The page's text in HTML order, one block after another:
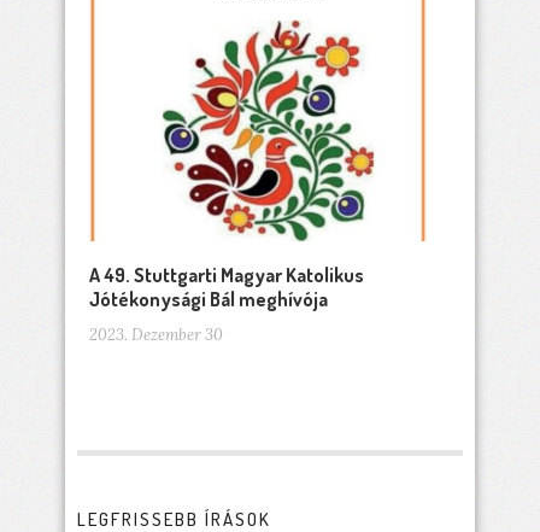
A 49. Stuttgarti Magyar Katolikus
Jótékonysági Bál meghívója
2023. Dezember 30
LEGFRISSEBB ÍRÁSOK